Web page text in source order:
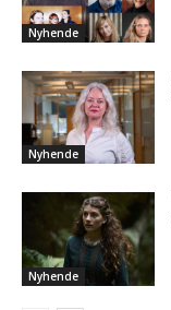
Nyhende
Nyhende
Nyhende